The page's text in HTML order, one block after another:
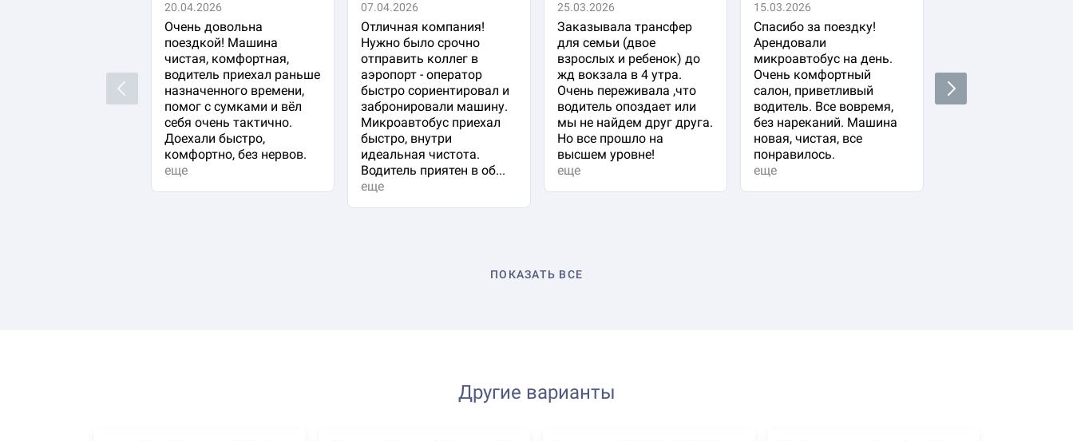
Previous
20.04.2026
Очень довольна
поездкой! Машина
чистая, комфортная,
водитель приехал раньше
назначенного времени,
помог с сумками и вёл
себя очень тактично.
Доехали быстро,
комфортно, без нервов.
еще
07.04.2026
Отличная компания!
Нужно было срочно
отправить коллег в
аэропорт - оператор
быстро сориентировал и
забронировали машину.
Микроавтобус приехал
быстро, внутри
идеальная чистота.
Водитель приятен в об...
еще
25.03.2026
Заказывала трансфер
для семьи (двое
взрослых и ребенок) до
жд вокзала в 4 утра.
Очень переживала ,что
водитель опоздает или
мы не найдем друг друга.
Но все прошло на
высшем уровне!
еще
15.03.2026
Спасибо за поездку!
Арендовали
микроавтобус на день.
Очень комфортный
салон, приветливый
водитель. Все вовремя,
без нареканий. Машина
новая, чистая, все
понравилось.
еще
очень довольна!
Водитель водит
плавно и аккуратно,
Next
ПОКАЗАТЬ ВСЕ
Другие варианты